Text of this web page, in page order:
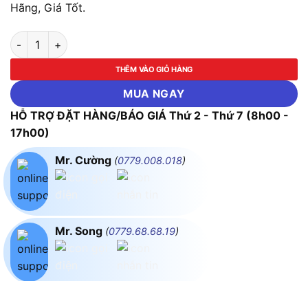
Hãng, Giá Tốt.
Miếng Lọc Than Hoạt Tính Pro'skit 5SS-593-F số lượng
THÊM VÀO GIỎ HÀNG
MUA NGAY
HỖ TRỢ ĐẶT HÀNG/BÁO GIÁ Thứ 2 - Thứ 7 (8h00 -
17h00)
Mr. Cường (0779.008.018)
Mr. Song (0779.68.68.19)